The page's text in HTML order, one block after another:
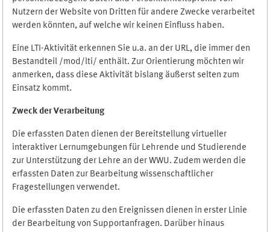
Nutzern der Website von Dritten für andere Zwecke verarbeitet
werden könnten, auf welche wir keinen Einfluss haben.
Eine LTI-Aktivität erkennen Sie u.a. an der URL, die immer den
Bestandteil /mod/lti/ enthält. Zur Orientierung möchten wir
anmerken, dass diese Aktivität bislang äußerst selten zum
Einsatz kommt.
Zweck der Verarbeitung
Die erfassten Daten dienen der Bereitstellung virtueller
interaktiver Lernumgebungen für Lehrende und Studierende
zur Unterstützung der Lehre an der WWU. Zudem werden die
erfassten Daten zur Bearbeitung wissenschaftlicher
Fragestellungen verwendet.
Die erfassten Daten zu den Ereignissen dienen in erster Linie
der Bearbeitung von Supportanfragen. Darüber hinaus